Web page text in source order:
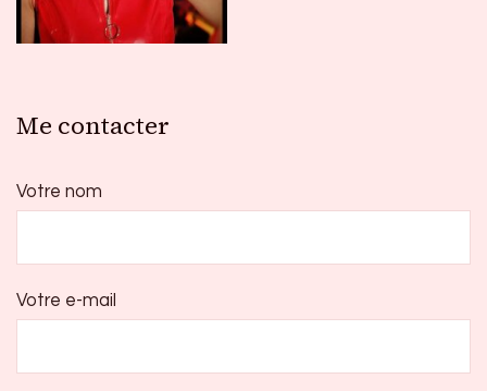
Me contacter
Votre nom
Votre e-mail